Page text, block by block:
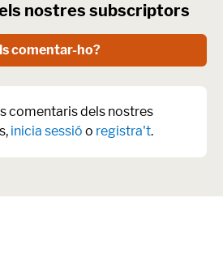
nostres subscriptors
comentar-ho?
comentaris dels nostres
inicia sessió o registra't.